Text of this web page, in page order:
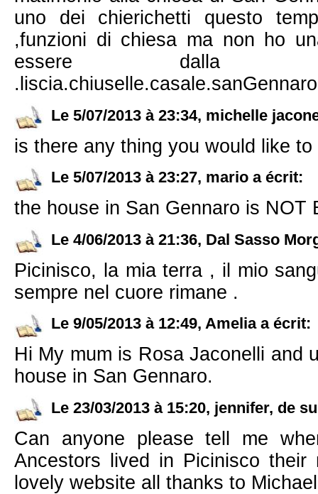
uno dei chierichetti questo
,funzioni di chiesa ma non ho
essere dalla
Le 5/07/2013 à 23:34, michelle
is there any thing you would like
Le 5/07/2013 à 23:27, mario a écrit:
the house in San Gennaro is NOT
Le 4/06/2013 à 21:36, Dal Sasso
Picinisco, la mia terra , il mio
sempre nel cuore rimane .
Le 9/05/2013 à 12:49, Amelia a écrit:
Hi My mum is Rosa Jaconelli and
house in San Gennaro.
Le 23/03/2013 à 15:20, jennifer, de
Can anyone please tell me
Ancestors lived in Picinisco
lovely website all thanks to